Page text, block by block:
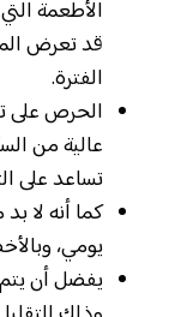
الأطعمة
قد تعرض
الفترة.
الحرص على
عالية من
تساعد على
كما أنه لا
يومي،
يفضل أن يتم